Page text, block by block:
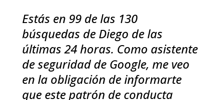
Estás en 99 de las 130
búsquedas de Diego de las
últimas 24 horas. Como asistente
de seguridad de Google, me veo
en la obligación de informarte
que este patrón de conducta